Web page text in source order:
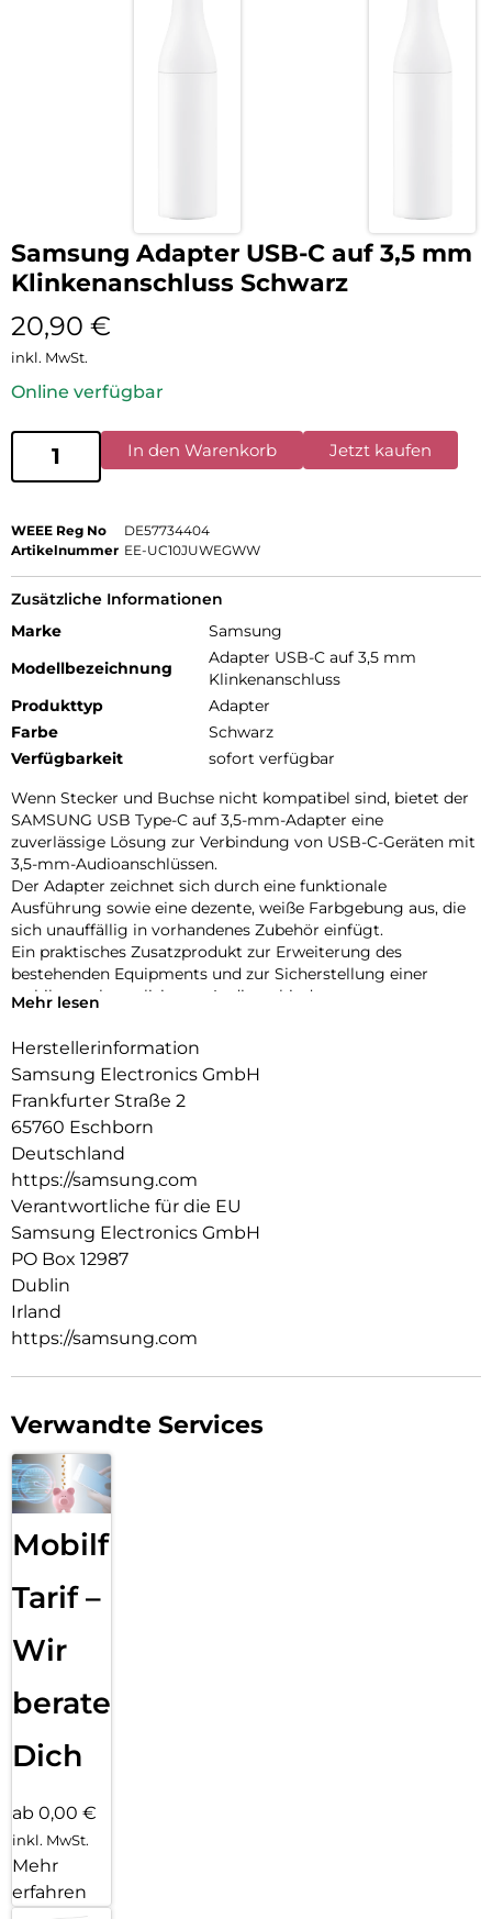
Samsung Adapter USB-C auf 3,5 mm
Klinkenanschluss Schwarz
20,90 €
inkl. MwSt.
Online verfügbar
In den Warenkorb Jetzt kaufen
WEEE Reg No
DE57734404
Artikelnummer EE-UC10JUWEGWW
Zusätzliche Informationen
Marke
Samsung
Modellbezeichnung
Adapter USB-C auf 3,5 mm
Klinkenanschluss
Produkttyp
Adapter
Farbe
Schwarz
Verfügbarkeit
sofort verfügbar
Wenn Stecker und Buchse nicht kompatibel sind, bietet der
SAMSUNG USB Type-C auf 3,5-mm-Adapter eine
zuverlässige Lösung zur Verbindung von USB-C-Geräten mit
3,5-mm-Audioanschlüssen.
Der Adapter zeichnet sich durch eine funktionale
Ausführung sowie eine dezente, weiße Farbgebung aus, die
sich unauffällig in vorhandenes Zubehör einfügt.
Ein praktisches Zusatzprodukt zur Erweiterung des
bestehenden Equipments und zur Sicherstellung einer
stabilen, unkomplizierten Audioverbindung.
Mehr lesen
Herstellerinformation
Samsung Electronics GmbH
Frankfurter Straße 2
65760 Eschborn
Deutschland
https://samsung.com
Verantwortliche für die EU
Samsung Electronics GmbH
PO Box 12987
Dublin
Irland
https://samsung.com
Verwandte Services
Mobilfunk
Tarif –
Wir
beraten
Dich
ab 0,00 €
inkl. MwSt.
Mehr
erfahren